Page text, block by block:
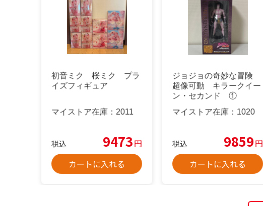
初音ミク 桜ミク プラ
イズフィギュア
マイストア在庫： 2011
税込 9473円
カートに入れる
ジョジョの奇妙な冒険
超像可動 キラークイー
ン・セカンド ①
マイストア在庫： 1020
税込 9859円
カートに入れる